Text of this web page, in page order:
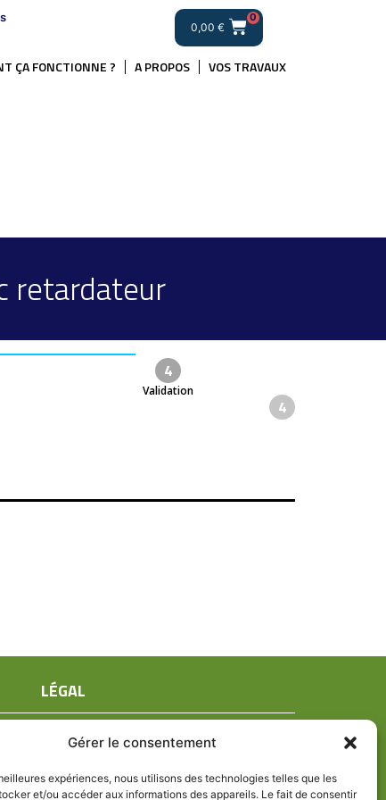
Gérer le consentement
expériences, nous utilisons des technologies telles que les
et/ou accéder aux informations des appareils. Le fait de consentir
0,00 €
0
ÇA FONCTIONNE ? A PROPOS VOS TRAVAUX
retardateur
4
Validation
4
LÉGAL
Mentions légales
Politique de confidentialité